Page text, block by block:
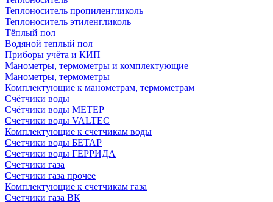
Теплоноситель пропиленгликоль
Теплоноситель этиленгликоль
Тёплый пол
Водяной теплый пол
Приборы учёта и КИП
Манометры, термометры и комплектующие
Манометры, термометры
Комплектующие к манометрам, термометрам
Счётчики воды
Счётчики воды МЕТЕР
Счетчики воды VALTEC
Комплектующие к счетчикам воды
Счетчики воды БЕТАР
Счетчики воды ГЕРРИДА
Счетчики газа
Счетчики газа прочее
Комплектующие к счетчикам газа
Счетчики газа ВК